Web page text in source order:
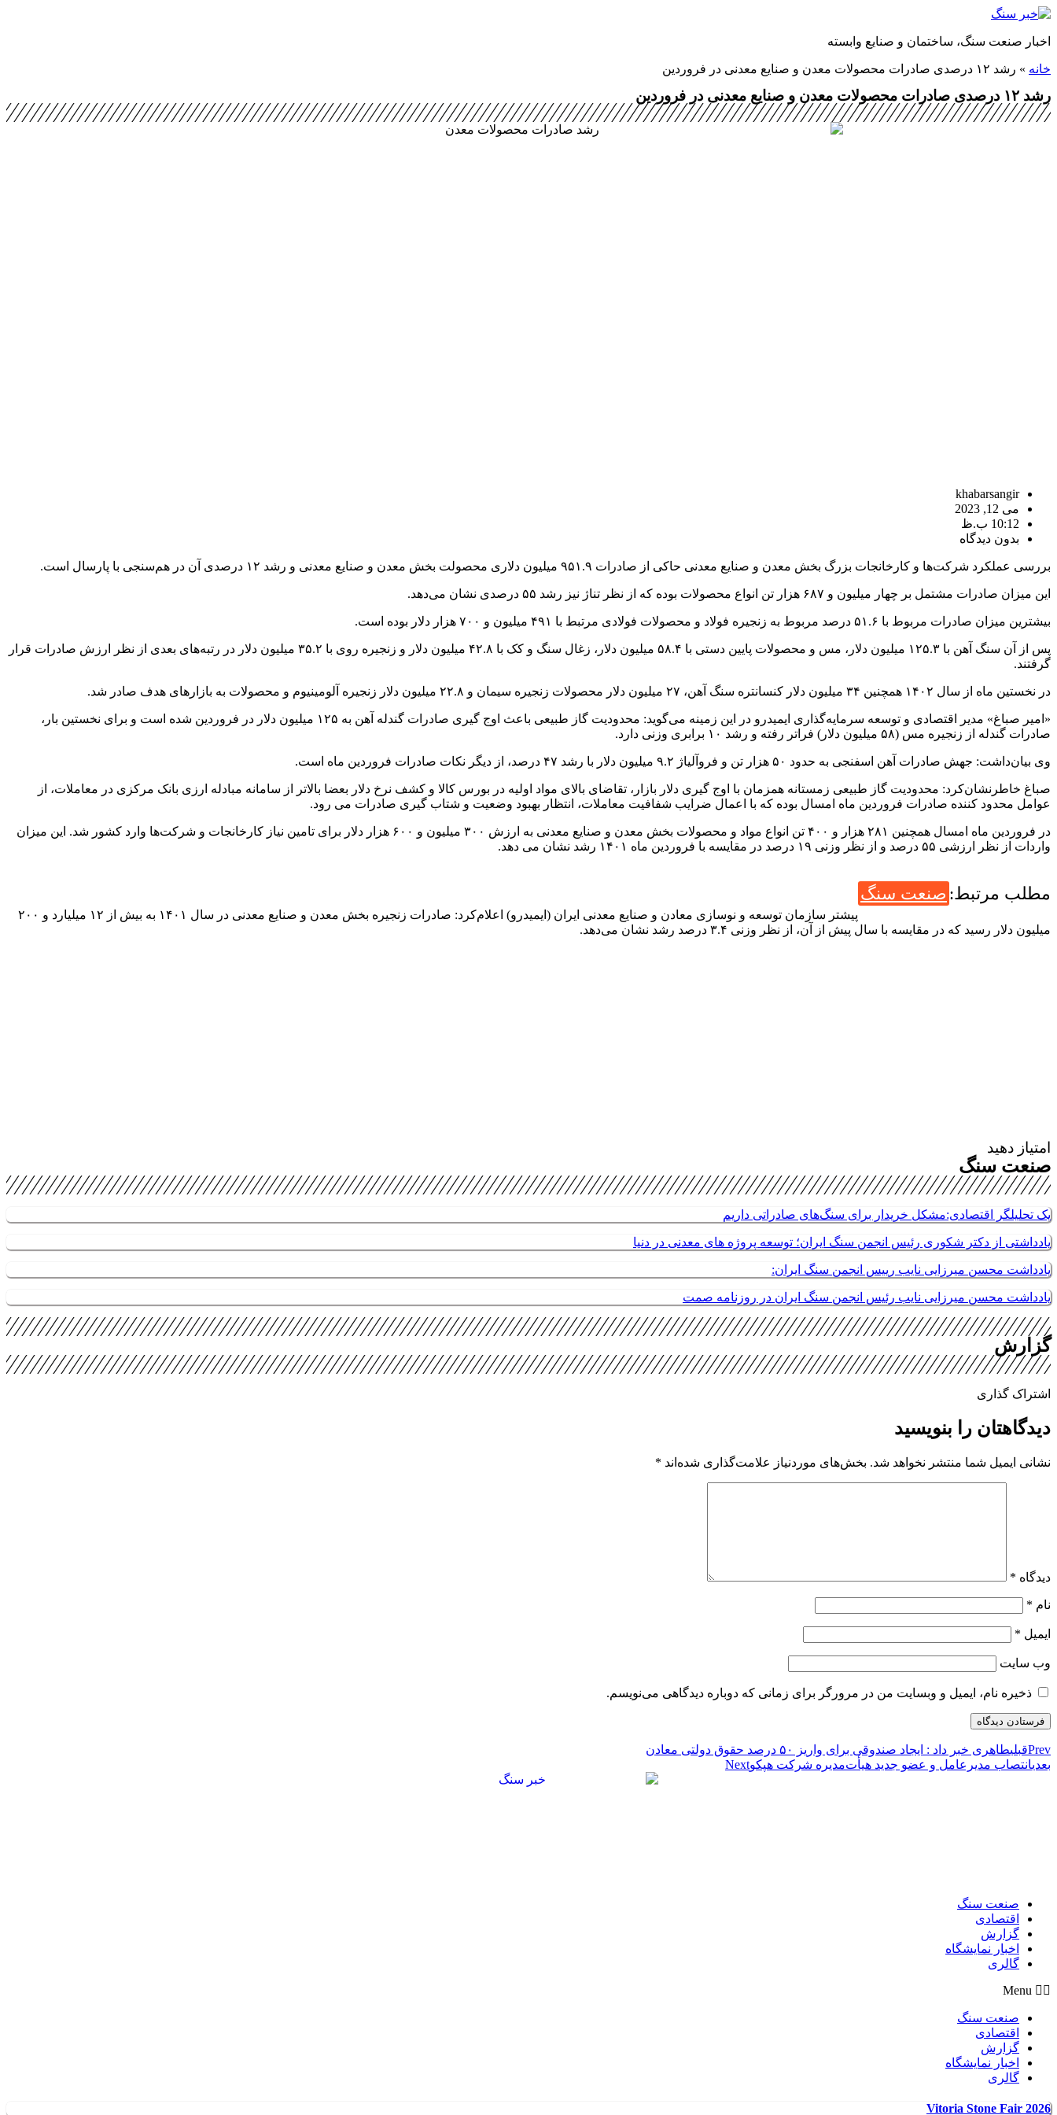
پرش
محتوا
اخبار صنعت سنگ، ساختمان و صنایع وابسته
خانه » رشد ۱۲ درصدی صادرات محصولات معدن و صنایع معدنی در فروردین‌
رشد ۱۲ درصدی صادرات محصولات معدن و صنایع معدنی در فروردین‌
khabarsangir
می 12, 2023
10:12 ب.ظ
بدون دیدگاه
بررسی عملکرد شرکت‌ها و کارخانجات بزرگ بخش معدن و صنایع معدنی حاکی از صادرات ۹۵۱.۹ میلیون دلاری محصولت بخش معدن و صنایع معدنی و رشد ۱۲ درصدی آن در هم‌سنجی با پارسال است.
این میزان صادرات مشتمل بر چهار میلیون و ۶۸۷ هزار تن انواع محصولات بوده که از نظر تناژ نیز رشد ۵۵ درصدی نشان می‌دهد.
بیشترین میزان صادرات مربوط با ۵۱.۶ درصد مربوط به زنجیره فولاد و محصولات فولادی مرتبط با ۴۹۱ میلیون و ۷۰۰ هزار دلار بوده است.
پس از آن سنگ آهن با ۱۲۵.۳ میلیون دلار، مس و محصولات پایین دستی با ۵۸.۴ میلیون دلار، زغال سنگ و کک با ۴۲.۸ میلیون دلار و زنجیره روی با ۳۵.۲ میلیون دلار در رتبه‌های بعدی از نظر ارزش صادرات قرار
گرفتند.
در نخستین ماه از سال ۱۴۰۲ همچنین ۳۴ میلیون دلار کنسانتره سنگ آهن، ۲۷ میلیون دلار محصولات زنجیره سیمان و ۲۲.۸ میلیون دلار زنجیره آلومینیوم و محصولات به بازارهای هدف صادر شد.
«امیر صباغ» مدیر اقتصادی و توسعه سرمایه‌گذاری ایمیدرو در این زمینه می‌گوید: محدودیت گاز طبیعی باعث اوج گیری صادرات گندله آهن به ۱۲۵ میلیون دلار در فروردین شده است و برای نخستین بار،
صادرات گندله از زنجیره مس (۵۸ میلیون دلار) فراتر رفته و رشد ۱۰ برابری وزنی دارد.
وی بیان‌داشت: جهش صادرات آهن اسفنجی به حدود ۵۰ هزار تن و فروآلیاژ ۹.۲ میلیون دلار با رشد ۴۷ درصد، از دیگر نکات صادرات فروردین ماه است.
صباغ خاطرنشان‌کرد: محدودیت گاز طبیعی زمستانه همزمان با اوج گیری دلار بازار، تقاضای بالای مواد اولیه در بورس کالا و کشف نرخ دلار بعضا بالاتر از سامانه مبادله ارزی بانک مرکزی در معاملات، از
عوامل محدود کننده صادرات فروردین ماه امسال بوده که با اعمال ضرایب شفافیت معاملات، انتظار بهبود وضعیت و شتاب گیری صادرات می رود.
در فروردین ماه امسال همچنین ۲۸۱ هزار و ۴۰۰ تن انواع مواد و محصولات بخش معدن و صنایع معدنی به ارزش ۳۰۰ میلیون و ۶۰۰ هزار دلار برای تامین نیاز کارخانجات و شرکت‌ها وارد کشور شد. این میزان
واردات از نظر ارزشی ۵۵ درصد و از نظر وزنی ۱۹ درصد در مقایسه با فروردین ماه ۱۴۰۱ رشد نشان می دهد.
مطلب مرتبط: صنعت سنگ
پیشتر سازمان توسعه و نوسازی معادن و صنایع معدنی ایران (ایمیدرو) اعلام‌کرد: صادرات زنجیره بخش معدن و صنایع معدنی در سال ۱۴۰۱ به بیش از ۱۲ میلیارد و ۲۰۰
میلیون دلار رسید که در مقایسه با سال پیش از آن، از نظر وزنی ۳.۴ درصد رشد نشان می‌دهد.
امتیاز دهید
صنعت سنگ
یک تحلیلگر اقتصادی:مشکل خریدار برای سنگ‌های صادراتی داریم
یادداشتی از دکتر شکوری رئیس انجمن سنگ ایران؛ توسعه پروژه های معدنی در دنیا
یادداشت محسن میرزایی نایب رییس انجمن سنگ ایران:
یادداشت محسن میرزایی نایب رئیس انجمن سنگ ایران در روزنامه صمت
گزارش
اشتراک گذاری
دیدگاهتان را بنویسید
نشانی ایمیل شما منتشر نخواهد شد. بخش‌های موردنیاز علامت‌گذاری شده‌اند *
دیدگاه *
نام *
ایمیل *
وب‌ سایت
ذخیره نام، ایمیل و وبسایت من در مرورگر برای زمانی که دوباره دیدگاهی می‌نویسم.
Prevقبلیطاهری خبر داد : ایجاد صندوقی برای واریز ۵۰ درصد حقوق دولتی معادن
بعدیانتصاب مدیرعامل و عضو جدید هیأت‌مدیره شرکت هپکوNext
صنعت سنگ
اقتصادی
گزارش
اخبار نمایشگاه
گالری
Menu
صنعت سنگ
اقتصادی
گزارش
اخبار نمایشگاه
گالری
Vitoria Stone Fair 2026